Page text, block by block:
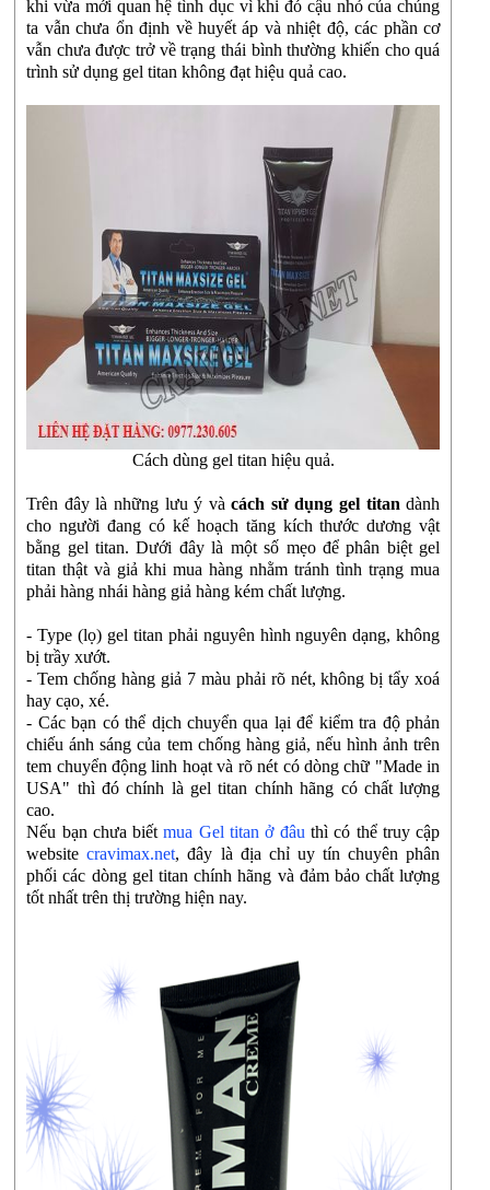
khi vừa mới quan hệ tình dục vì khi đó cậu nhỏ của chúng
ta vẫn chưa ổn định về huyết áp và nhiệt độ, các phần cơ
vẫn chưa được trở về trạng thái bình thường khiến cho quá
trình sử dụng gel titan không đạt hiệu quả cao.
Cách dùng gel titan hiệu quả.
Trên đây là những lưu ý và cách sử dụng gel titan dành
cho người đang có kế hoạch tăng kích thước dương vật
bằng gel titan. Dưới đây là một số mẹo để phân biệt gel
titan thật và giả khi mua hàng nhằm tránh tình trạng mua
phải hàng nhái hàng giả hàng kém chất lượng.
- Type (lọ) gel titan phải nguyên hình nguyên dạng, không
bị trầy xướt.
- Tem chống hàng giả 7 màu phải rõ nét, không bị tẩy xoá
hay cạo, xé.
- Các bạn có thể dịch chuyển qua lại để kiểm tra độ phản
chiếu ánh sáng của tem chống hàng giả, nếu hình ảnh trên
tem chuyển động linh hoạt và rõ nét có dòng chữ "Made in
USA" thì đó chính là gel titan chính hãng có chất lượng
cao.
Nếu bạn chưa biếtmua Gel titan ở đâu thì có thể truy cập
websitecravimax.net, đây là địa chỉ uy tín chuyên phân
phối các dòng gel titan chính hãng và đảm bảo chất lượng
tốt nhất trên thị trường hiện nay.